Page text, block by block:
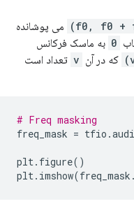
می پوشانده
0 به ماسک فرکانس
که در آن ν تعداد است
# Freq masking
freq_mask = tfio .
plt. figure()
plt. imshow(freq_mask .